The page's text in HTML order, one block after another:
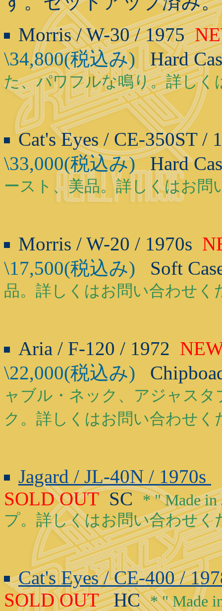
Morris / W-30 / 1975
\34,800(税込み) Hard
た、パワフルな鳴り。詳し
Cat's Eyes / CE-350ST /
\33,000(税込み)Hard
ースト、美品。詳しくはお問
Morris / W-20 / 1970s
\17,500(税込み) Soft
品。詳しくはお問い合わせく
Aria / F-120 / 1972
\22,000(税込み)
ャブル・ネック、アジャス
ク。詳しくはお問い合わせく
Jagard / JL-40N / 1970s
SOLD OUTSC* " Made
プ。詳しくはお問い合わせく
Cat's Eyes / CE-400 /
SOLD OUTHC* " Made